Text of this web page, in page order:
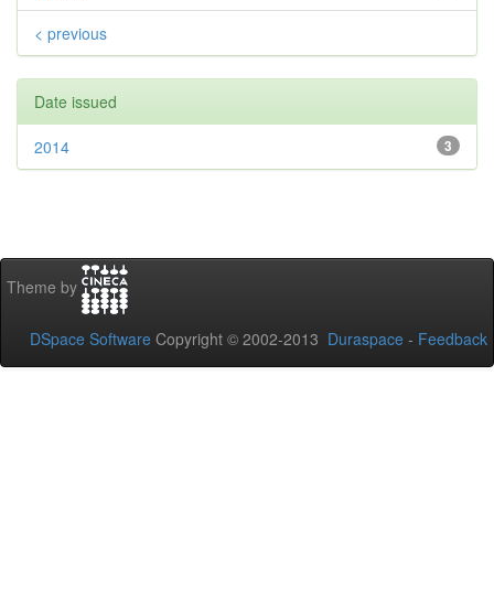
< previous
Date issued
3
2014
Theme by
DSpace Software Copyright © 2002-2013 Duraspace - Feedback